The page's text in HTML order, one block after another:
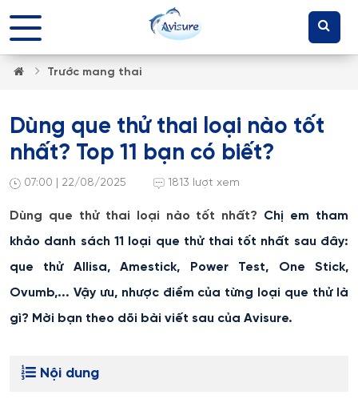
Trước mang thai
Dùng que thử thai loại nào tốt
nhất? Top 11 bạn có biết?
07:00 | 22/08/2025 1813 lượt xem
Dùng que thử thai loại nào tốt nhất? Chị em tham
khảo danh sách 11 loại que thử thai tốt nhất sau đây:
que thử Allisa, Amestick, Power Test, One Stick,
Ovumb,... Vậy ưu, nhược điểm của từng loại que thử là
gì? Mời bạn theo dõi bài viết sau của Avisure.
Nội dung